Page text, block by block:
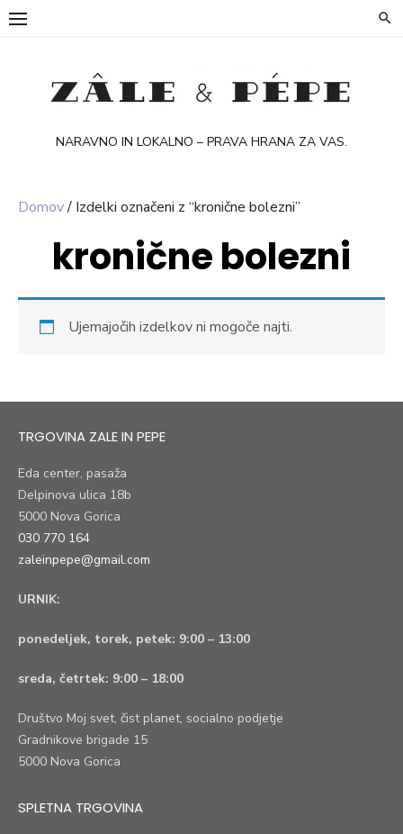
Skip
NARAVNO IN LOKALNO – PRAVA HRANA ZA VAS.
Domov/ Izdelki označeni z “kronične bolezni”
kronične bolezni
Ujemajočih izdelkov ni mogoče najti.
TRGOVINA ZALE IN PEPE
Eda center, pasaža
Delpinova ulica 18b
5000 Nova Gorica
030 770 164
zaleinpepe@gmail.com
URNIK:
ponedeljek, torek, petek: 9:00 – 13:00
sreda, četrtek: 9:00 – 18:00
Društvo Moj svet, čist planet, socialno podjetje
Gradnikove brigade 15
5000 Nova Gorica
SPLETNA TRGOVINA